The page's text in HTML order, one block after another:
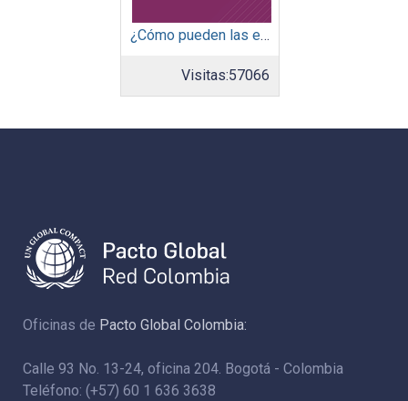
¿Cómo pueden las empresas promover la equidad de género y respetar los derechos de las mujeres en tiempos del covid-19?
Visitas:57066
Oficinas de Pacto Global Colombia:
Calle 93 No. 13-24, oficina 204. Bogotá - Colombia
Teléfono: (+57) 60 1 636 3638